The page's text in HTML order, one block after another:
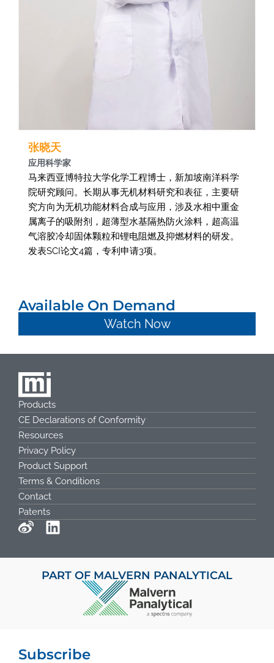
张晓天
应用科学家
马来西亚博特拉大学化学工程博士，新加坡南洋科学
院研究顾问。长期从事无机材料研究和表征，主要研
究方向为无机功能材料合成与应用，涉及水相中重金
属离子的吸附剂，超薄型水基隔热防火涂料，超高温
气溶胶冷却固体颗粒和锂电阻燃及抑燃材料的研发。
发表SCI论文4篇，专利申请3项。
Available On Demand
Watch Now
Products
CE Declarations of Conformity
Resources
Privacy Policy
Product Support
Terms & Conditions
Contact
Patents
PART OF MALVERN PANALYTICAL
Subscribe